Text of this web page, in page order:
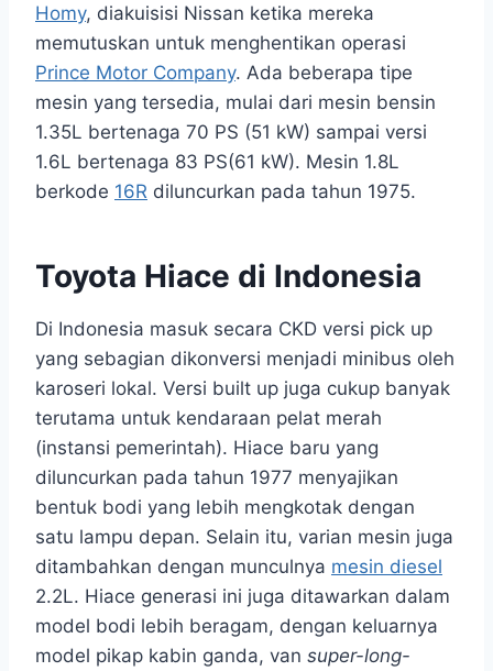
Homy, diakuisisi Nissan ketika mereka
memutuskan untuk menghentikan operasi
Prince Motor Company. Ada beberapa tipe
mesin yang tersedia, mulai dari mesin bensin
1.35L bertenaga 70 PS (51 kW) sampai versi
1.6L bertenaga 83 PS(61 kW). Mesin 1.8L
berkode 16R diluncurkan pada tahun 1975.
Toyota Hiace di Indonesia
Di Indonesia masuk secara CKD versi pick up
yang sebagian dikonversi menjadi minibus oleh
karoseri lokal. Versi built up juga cukup banyak
terutama untuk kendaraan pelat merah
(instansi pemerintah). Hiace baru yang
diluncurkan pada tahun 1977 menyajikan
bentuk bodi yang lebih mengkotak dengan
satu lampu depan. Selain itu, varian mesin juga
ditambahkan dengan munculnya mesin diesel
2.2L. Hiace generasi ini juga ditawarkan dalam
model bodi lebih beragam, dengan keluarnya
model pikap kabin ganda, van super-long-